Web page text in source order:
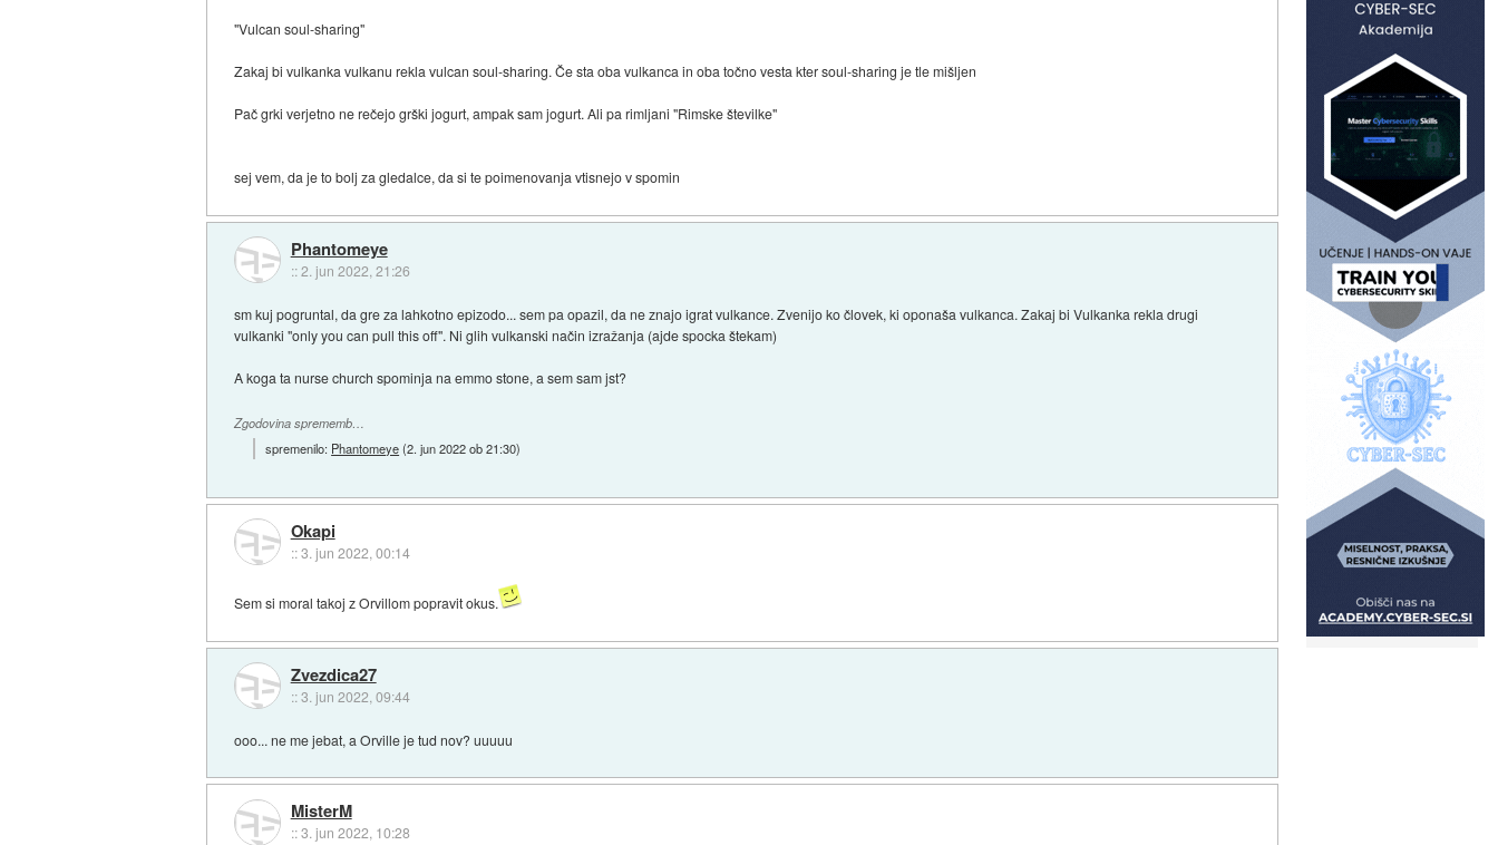
"Vulcan soul-sharing"
Zakaj bi vulkanka vulkanu rekla vulcan soul-sharing. Če sta oba vulkanca in oba točno vesta kter soul-sharing je tle mišljen
Pač grki verjetno ne rečejo grški jogurt, ampak sam jogurt. Ali pa rimljani "Rimske številke"
sej vem, da je to bolj za gledalce, da si te poimenovanja vtisnejo v spomin
Phantomeye
::2. jun 2022, 21:26
sm kuj pogruntal, da gre za lahkotno epizodo... sem pa opazil, da ne znajo igrat vulkance. Zvenijo ko človek, ki oponaša vulkanca. Zakaj bi Vulkanka rekla drugi
vulkanki "only you can pull this off". Ni glih vulkanski način izražanja (ajde spocka štekam)
A koga ta nurse church spominja na emmo stone, a sem sam jst?
Zgodovina sprememb…
spremenilo: Phantomeye(2. jun 2022 ob 21:30)
Okapi
::3. jun 2022, 00:14
Sem si moral takoj z Orvillom popravit okus.
Zvezdica27
::3. jun 2022, 09:44
ooo... ne me jebat, a Orville je tud nov? uuuuu
MisterM
::3. jun 2022, 10:28